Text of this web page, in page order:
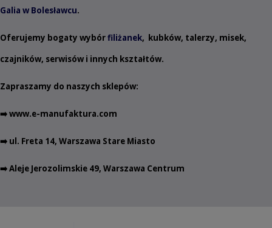
Galia w Bolesławcu.
Oferujemy bogaty wybórfiliżanek, kubków, talerzy, misek,
czajników, serwisów i innych kształtów.
Zapraszamy do naszych sklepów:
➡️www.e-manufaktura.com
➡️ ul. Freta 14, Warszawa Stare Miasto
➡️ Aleje Jerozolimskie 49, Warszawa Centrum